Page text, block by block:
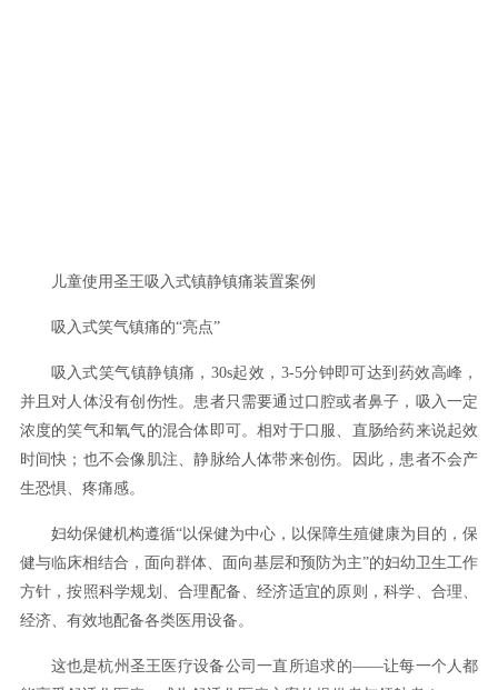
儿童使用圣王吸入式镇静镇痛装置案例
吸入式笑气镇痛的“亮点”
吸入式笑气镇静镇痛，30s起效，3-5分钟即可达到药效高峰，
并且对人体没有创伤性。患者只需要通过口腔或者鼻子，吸入一定
浓度的笑气和氧气的混合体即可。相对于口服、直肠给药来说起效
时间快；也不会像肌注、静脉给人体带来创伤。因此，患者不会产
生恐惧、疼痛感。
妇幼保健机构遵循“以保健为中心，以保障生殖健康为目的，保
健与临床相结合，面向群体、面向基层和预防为主”的妇幼卫生工作
方针，按照科学规划、合理配备、经济适宜的原则，科学、合理、
经济、有效地配备各类医用设备。
这也是杭州圣王医疗设备公司一直所追求的——让每一个人都